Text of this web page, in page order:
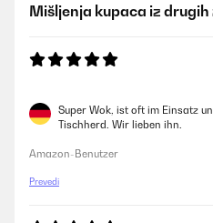
Mišljenja kupaca iz drugih
Super Wok, ist oft im Einsatz
Tischherd. Wir lieben ihn.
Amazon-Benutzer
Prevedi